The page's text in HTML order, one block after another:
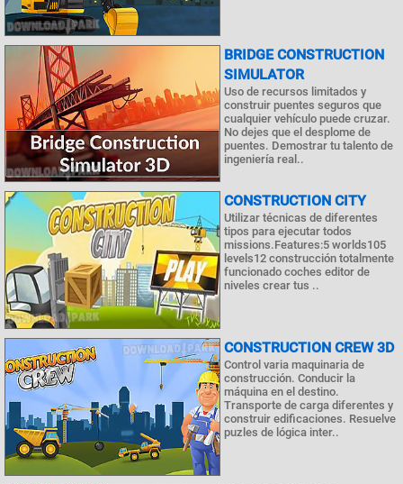
BRIDGE CONSTRUCTION
SIMULATOR
Uso de recursos limitados y
construir puentes seguros que
cualquier vehículo puede cruzar.
No dejes que el desplome de
puentes. Demostrar tu talento de
ingeniería real..
CONSTRUCTION CITY
Utilizar técnicas de diferentes
tipos para ejecutar todos
missions.Features:5 worlds105
levels12 construcción totalmente
funcionado coches editor de
niveles crear tus ..
CONSTRUCTION CREW 3D
Control varia maquinaria de
construcción. Conducir la
máquina en el destino.
Transporte de carga diferentes y
construir edificaciones. Resuelve
puzles de lógica inter..